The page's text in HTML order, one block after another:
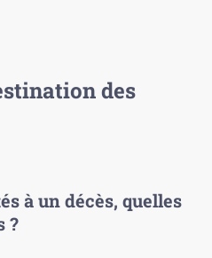
des
à un décès, quelles
?